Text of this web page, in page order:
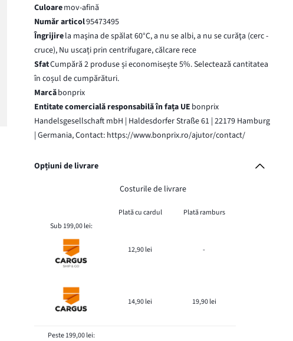
Culoaremov-afină
Număr articol95473495
Îngrijirela maşina de spălat 60°C, a nu se albi, a nu se curăţa (cerc -
cruce), Nu uscați prin centrifugare, călcare rece
SfatCumpără 2 produse și economisește 5%. Selectează cantitatea
în coșul de cumpărături.
Marcăbonprix
Entitate comercială responsabilă în fața UE bonprix
Handelsgesellschaft mbH | Haldesdorfer Straße 61 | 22179 Hamburg
| Germania, Contact: https://www.bonprix.ro/ajutor/contact/
Opțiuni de livrare
Costurile de livrare
Plată cu cardul
Plată ramburs
Sub 199,00 lei:
12,90 lei -
14,90 lei 19,90 lei
Peste 199,00 lei: